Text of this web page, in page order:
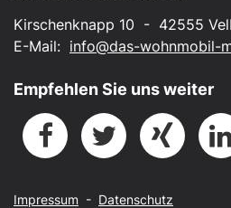
Kirschenknapp 10 - 42555
E-Mail: info@das-wohnmobil-
Empfehlen Sie uns weiter
Impressum - Datenschutz